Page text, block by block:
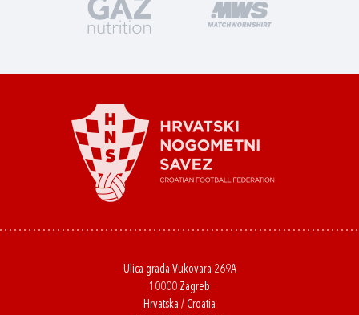
Ulica grada Vukovara 269A
10000 Zagreb
Hrvatska / Croatia